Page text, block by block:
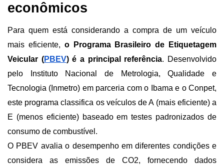
econômicos
Para quem está considerando a compra de um veículo
mais eficiente, o Programa Brasileiro de Etiquetagem
Veicular (PBEV) é a principal referência. Desenvolvido
pelo Instituto Nacional de Metrologia, Qualidade e
Tecnologia (Inmetro) em parceria com o Ibama e o Conpet,
este programa classifica os veículos de A (mais eficiente) a
E (menos eficiente) baseado em testes padronizados de
consumo de combustível.
O PBEV avalia o desempenho em diferentes condições e
considera as emissões de CO2, fornecendo dados